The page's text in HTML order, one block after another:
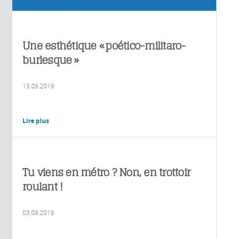
Une esthétique « poético-militaro-
burlesque »
13.09.2019
Lire plus
Tu viens en métro ? Non, en trottoir
roulant !
03.09.2019